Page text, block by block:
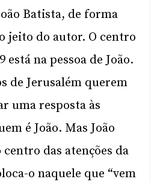
Batista, de forma
jeito do autor. O centro
está na pessoa de João.
de Jerusalém querem
uma resposta às
é João. Mas João
das atenções da
o naquele que “vem